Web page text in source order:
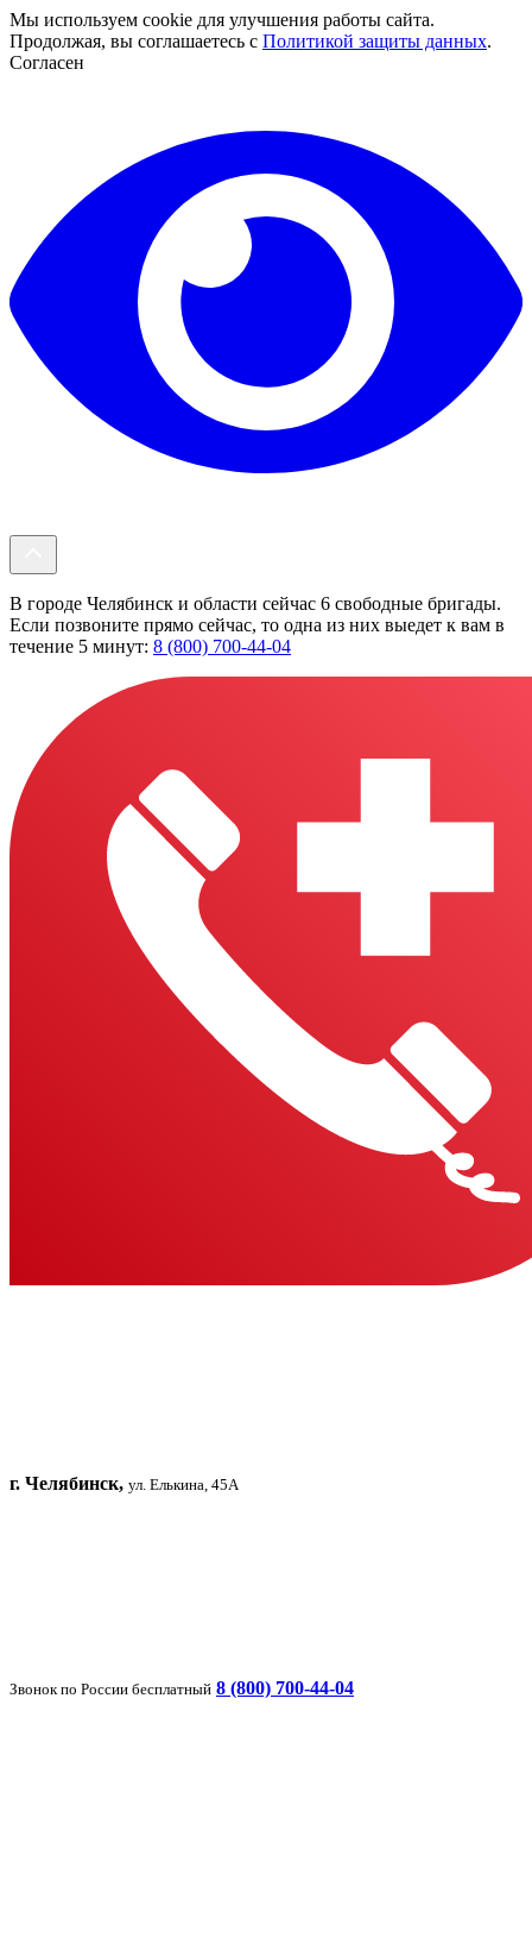
Мы используем cookie для улучшения работы сайта.
Продолжая, вы соглашаетесь с Политикой защиты данных.
Согласен
В городе Челябинск и области сейчас 6 свободные бригады.
Если позвоните прямо сейчас, то одна из них выедет к вам в
течение 5 минут: 8 (800) 700-44-04
г. Челябинск, ул. Елькина, 45А
Звонок по России бесплатный 8 (800) 700-44-04